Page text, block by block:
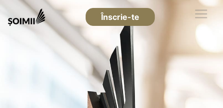
Înscrie-te